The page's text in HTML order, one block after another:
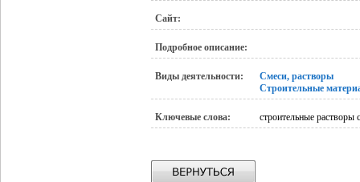
Сайт:
Подробное описание:
Виды деятельности:
Смеси, растворы
Строительные
Ключевые слова: строительные растворы